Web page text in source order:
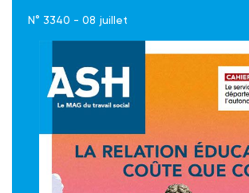
N° 3340 - 08 juillet